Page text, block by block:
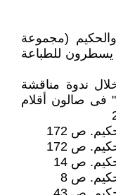
الساحرة والحكيم (مجموعة
للطباعة
ندوة مناقشة
فى صالون أقلام